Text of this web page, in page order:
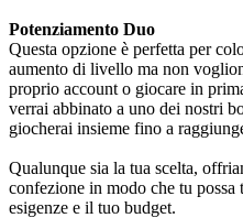
Potenziamento Duo
Questa opzione è perfetta per
aumento di livello ma non
proprio account o giocare in
verrai abbinato a uno dei nostri
giocherai insieme fino a
Qualunque sia la tua scelta,
confezione in modo che tu
esigenze e il tuo budget.